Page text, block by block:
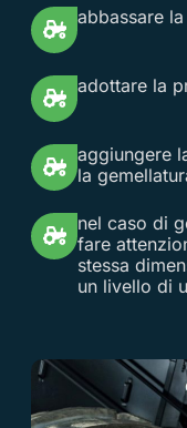
abbassare
adottare la
aggiungere
la
nel caso di
fare
stessa
un livello di